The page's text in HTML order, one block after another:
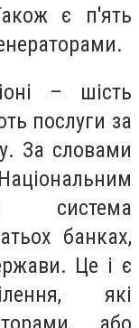
є п'ять
– шість
послуги за
За словами
Національним
система
банках,
Це і є
які